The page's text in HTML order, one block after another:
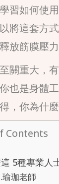
習如何使
將這套方
放筋膜壓
關重大，
也是身體
，你為什
Contents
5種專業人
瑜珈老師